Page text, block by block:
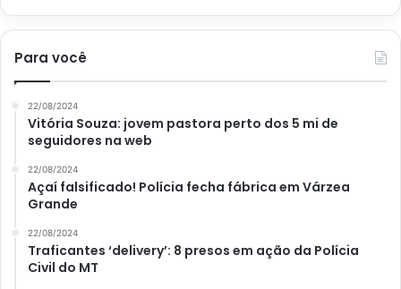
Para você
22/08/2024
Vitória Souza: jovem pastora perto dos 5 mi de
seguidores na web
22/08/2024
Açaí falsificado! Polícia fecha fábrica em Várzea
Grande
22/08/2024
Traficantes ‘delivery’: 8 presos em ação da Polícia
Civil do MT